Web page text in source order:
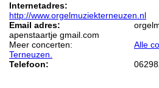
Internetadres:
http://www.orgelmuziekterneuzen.nl
Email adres:
apenstaartje gmail.com
Meer concerten:
Alle
Terneuzen.
Telefoon: